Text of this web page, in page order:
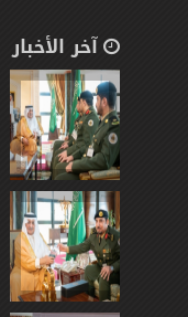
آخر الأخبار